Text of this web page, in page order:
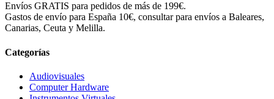
Envíos GRATIS para pedidos de más de 199€.
Gastos de envío para España 10€, consultar para envíos a Baleares,
Canarias, Ceuta y Melilla.
Categorías
Audiovisuales
Computer Hardware